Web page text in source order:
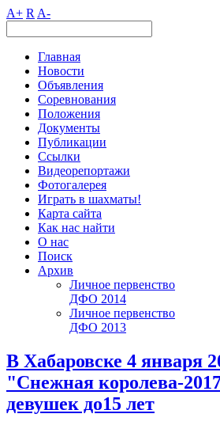
A+ R A-
Главная
Новости
Объявления
Соревнования
Положения
Документы
Публикации
Ссылки
Видеорепортажи
Фотогалерея
Играть в шахматы!
Карта сайта
Как нас найти
О нас
Поиск
Архив
Личное первенство
ДФО 2014
Личное первенство
ДФО 2013
В Хабаровске 4 января
"Снежная королева-
девушек до15 лет